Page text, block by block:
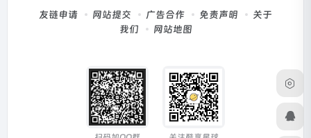
友链申请 网站提交 广告合作 免责声明
关于
我们
网站地图